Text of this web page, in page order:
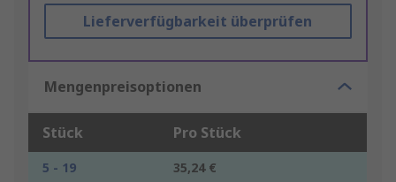
Lieferverfügbarkeit überprüfen
Mengenpreisoptionen
Stück Pro Stück
5 - 19
35,24 €